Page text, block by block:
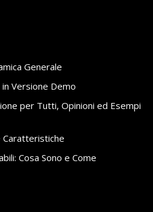
Generale
Versione Demo
per Tutti, Opinioni ed Esempi
Caratteristiche
Cosa Sono e Come